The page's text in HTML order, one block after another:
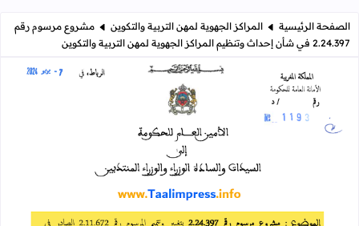
الصفحة الرئيسية المراكز الجهوية لمهن التربية والتكوين
مشروع مرسوم رقم
2.24.397 في شأن إحداث وتنظيم المراكز الجهوية لمهن التربية والتكوين
مشروع مرسوم رقم 2.24.397 في شأن إحداث وتنظيم المراكز الجهوية لمهن التربية والتكوين